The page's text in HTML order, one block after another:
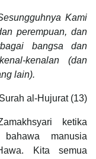
Kami
perempuan, dan
bangsa dan
kenalan (dan
lain).
Surah al-Hujurat (13)
ketika
manusia
Kita semua